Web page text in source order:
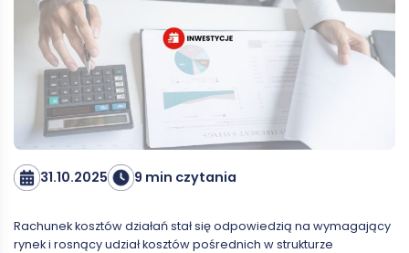
31.10.2025 9 min czytania
Rachunek kosztów działań stał się odpowiedzią na wymagający
rynek i rosnący udział kosztów pośrednich w strukturze